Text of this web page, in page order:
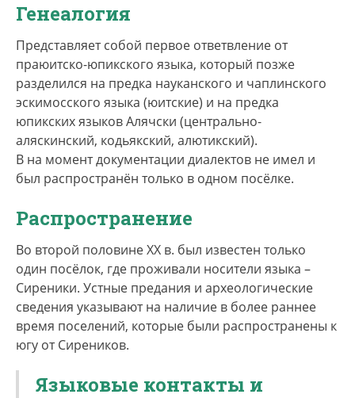
Генеалогия
Представляет собой первое ответвление от
праюитско-юпикского языка, который позже
разделился на предка науканского и чаплинского
эскимосского языка (юитские) и на предка
юпикских языков Алячски (центрально-
аляскинский, кодьякский, алютикский).
В на момент документации диалектов не имел и
был распространён только в одном посёлке.
Распространение
Во второй половине ХХ в. был известен только
один посёлок, где проживали носители языка –
Сиреники. Устные предания и археологические
сведения указывают на наличие в более раннее
время поселений, которые были распространены к
югу от Сиреников.
Языковые контакты и